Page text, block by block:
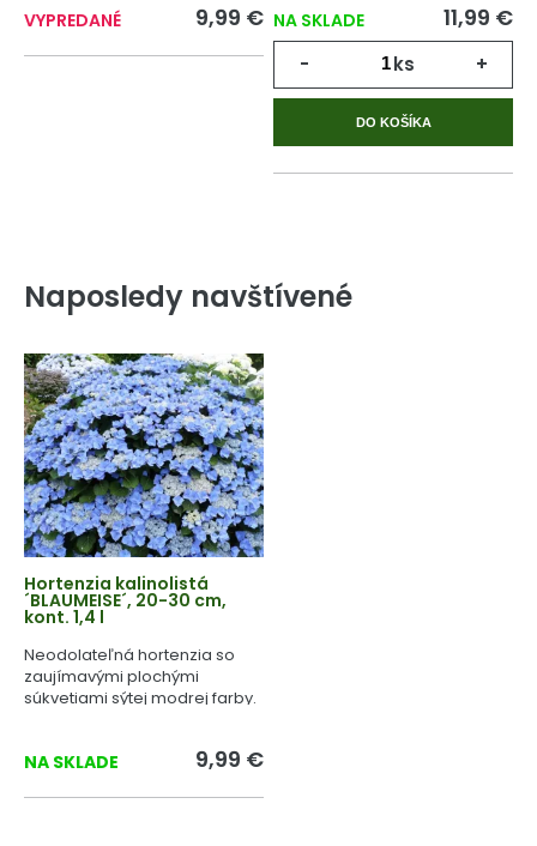
VYPREDANÉ 9,99 € NA SKLADE 11,99 €
- ks +
DO KOŠÍKA
Naposledy navštívené
Hortenzia kalinolistá
´BLAUMEISE´, 20-30 cm,
kont. 1,4 l
Neodolateľná hortenzia so
zaujímavými plochými
súkvetiami sýtej modrej farby.
NA SKLADE 9,99 €